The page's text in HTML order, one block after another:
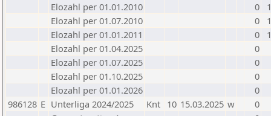
Elozahl per 01.01.2010
0
Elozahl per 01.07.2010
0
Elozahl per 01.01.2011
0
Elozahl per 01.04.2025
0
Elozahl per 01.07.2025
0
Elozahl per 01.10.2025
0
Elozahl per 01.01.2026
0
986128 E Unterliga 2024/2025 Knt 10 15.03.2025 w
0